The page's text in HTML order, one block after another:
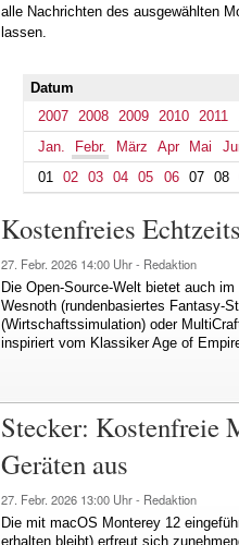
alle Nachrichten des ausgewählten
lassen.
Datum
2007
2008 2009 2010 2011
Jan.
Febr. März Apr Mai
01
02 03 04 05 06 07 08
Kostenfreies
27. Febr. 2026 14:00 Uhr - Redaktion
Die Open-Source-Welt bietet auch
Wesnoth (rundenbasiertes Fantasy-
(Wirtschaftssimulation) oder
inspiriert vom Klassiker Age of
Stecker: Kostenfreie
Geräten aus
27. Febr. 2026 13:00 Uhr - Redaktion
Die mit macOS Monterey 12
erhalten bleibt) erfreut sich